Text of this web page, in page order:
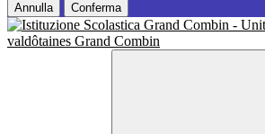
Annulla Conferma